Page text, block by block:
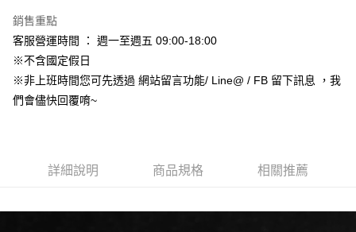
台新國際商業銀行
台灣樂天信用卡公司
Google Pay
AFTEE先享後付
相關說明
【關於「AFTEE先享後付」】
AFTEE先享後付是「在收到商品之後才付款」的支付方式。 讓您購物簡單
３．安心：先確認商品／服務後，再付款。
１．於結帳方式選擇「AFTEE先享後付」後，將跳轉至「AFTEE先享後付」
ATM付款
全家取貨付款_限重5KG
銷售重點
客服營運時間 ： 週一至週五 09:00-18:00
※不含國定假日
※非上班時間您可先透過 網站留言功能/ Line@ / FB 留下訊息 ，我
們會儘快回覆唷~
詳細說明 商品規格 相關推薦